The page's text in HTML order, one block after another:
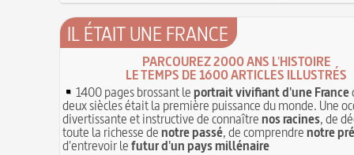
IL ÉTAIT UNE FRANCE
PARCOUREZ 2000 ANS L'HISTOIRE
LE TEMPS DE 1600 ARTICLES ILLUSTRÉS
1400 pages brossant leportrait vivifiant d'une France
deux siècles était la première puissance du monde. Une
divertissante et instructive de connaîtrenos racines, de
toute la richesse denotre passé, de comprendrenotre
d'entrevoir lefutur d'un pays millénaire